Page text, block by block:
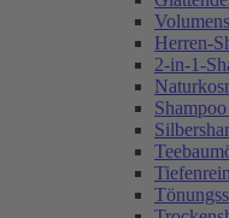
Herren-
2-in-1-